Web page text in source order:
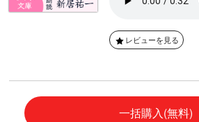
レビューを見る
一括購入(無料)